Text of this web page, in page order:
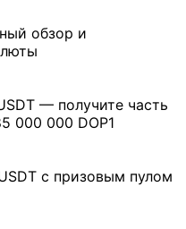
обзор и
— получите часть
000 000 DOP1
с призовым пулом